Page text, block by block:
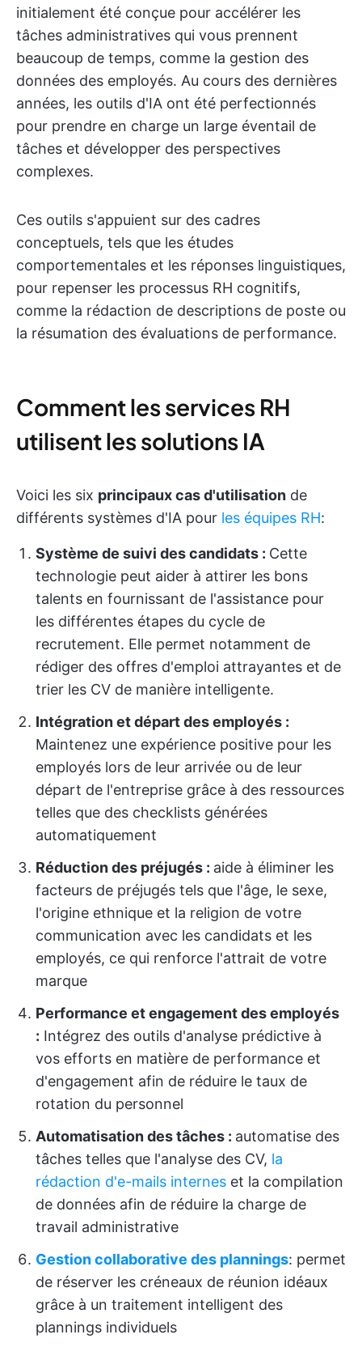
initialement été conçue pour accélérer les
tâches administratives qui vous prennent
beaucoup de temps, comme la gestion des
données des employés. Au cours des dernières
années, les outils d'IA ont été perfectionnés
pour prendre en charge un large éventail de
tâches et développer des perspectives
complexes.
Ces outils s'appuient sur des cadres
conceptuels, tels que les études
comportementales et les réponses linguistiques,
pour repenser les processus RH cognitifs,
comme la rédaction de descriptions de poste ou
la résumation des évaluations de performance.
Comment les services RH
utilisent les solutions IA
Voici les six principaux cas d'utilisation de
différents systèmes d'IA pour les équipes RH:
Système de suivi des candidats : Cette
technologie peut aider à attirer les bons
talents en fournissant de l'assistance pour
les différentes étapes du cycle de
recrutement. Elle permet notamment de
rédiger des offres d'emploi attrayantes et de
trier les CV de manière intelligente.
Intégration et départ des employés :
Maintenez une expérience positive pour les
employés lors de leur arrivée ou de leur
départ de l'entreprise grâce à des ressources
telles que des checklists générées
automatiquement
Réduction des préjugés : aide à éliminer les
facteurs de préjugés tels que l'âge, le sexe,
l'origine ethnique et la religion de votre
communication avec les candidats et les
employés, ce qui renforce l'attrait de votre
marque
Performance et engagement des employés
: Intégrez des outils d'analyse prédictive à
vos efforts en matière de performance et
d'engagement afin de réduire le taux de
rotation du personnel
Automatisation des tâches : automatise des
tâches telles que l'analyse des CV, la
rédaction d'e-mails internes et la compilation
de données afin de réduire la charge de
travail administrative
Gestion collaborative des plannings: permet
de réserver les créneaux de réunion idéaux
grâce à un traitement intelligent des
plannings individuels